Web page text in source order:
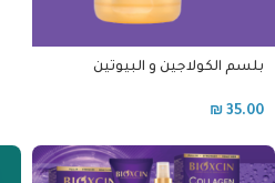
بلسم الكولاجين و البيوتين
₪ 35.00